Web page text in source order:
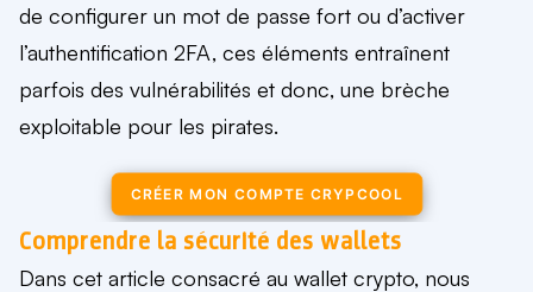
de configurer un mot de passe fort ou d’activer
l’authentification 2FA, ces éléments entraînent
parfois des vulnérabilités et donc, une brèche
exploitable pour les pirates.
CRÉER MON COMPTE CRYPCOOL
Comprendre la sécurité des wallets
Dans cet article consacré au wallet crypto, nous